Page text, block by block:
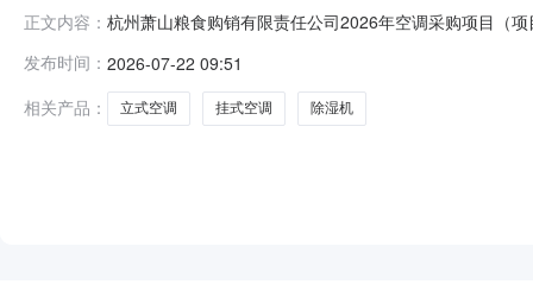
正文内容： 杭州萧山粮食购销有限责任公司2026年空调采购项目（
企区报价起止时间：2026-07-1609:05-2026-07-
发布时间： 2026-07-22 09:51
相关产品：
立式空调 挂式空调 除湿机